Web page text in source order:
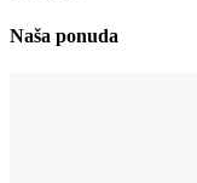
Naša ponuda